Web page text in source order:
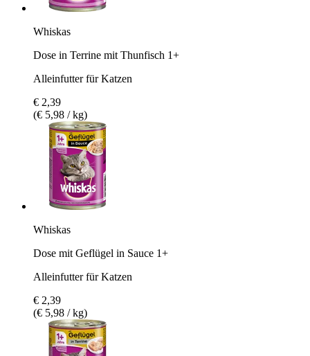
Whiskas
Dose in Terrine mit Thunfisch 1+
Alleinfutter für Katzen
€ 2,39
(€ 5,98 / kg)
Whiskas
Dose mit Geflügel in Sauce 1+
Alleinfutter für Katzen
€ 2,39
(€ 5,98 / kg)